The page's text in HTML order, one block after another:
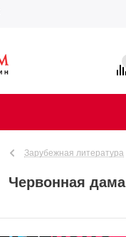
Зарубежная литература
Червонная дама